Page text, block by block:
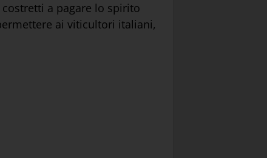
a pagare lo spirito
ai viticultori italiani,